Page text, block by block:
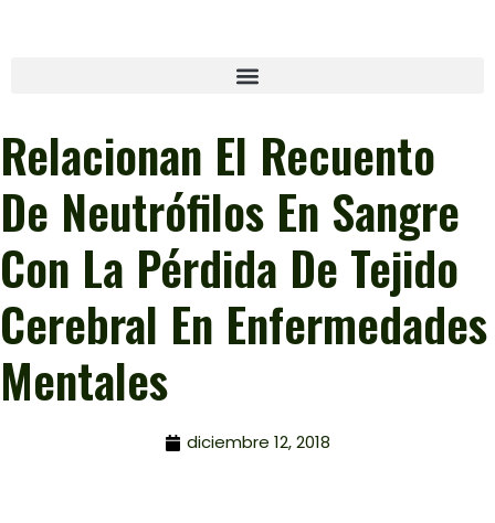
Relacionan El Recuento
De Neutrófilos En Sangre
Con La Pérdida De Tejido
Cerebral En Enfermedades
Mentales
diciembre 12, 2018